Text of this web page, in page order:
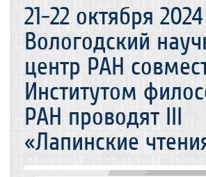
21-22 октября 2024
Вологодский
центр РАН
Институтом
РАН проводят III
«Лапинские